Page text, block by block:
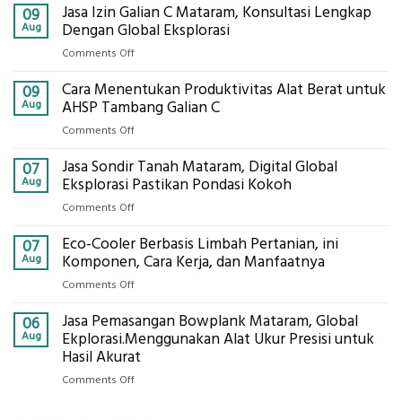
09
Aug
Jasa Izin Galian C Mataram, Konsultasi Lengkap
Dengan Global Eksplorasi
Comments Offon
Izin
Galian
Lengkap
Dengan
Global
09
Aug
Cara Menentukan Produktivitas Alat Berat untuk
AHSP Tambang Galian C
Comments Offon
Menentukan
Produktivitas
AHSP
Tambang
Galian
07
Aug
Jasa Sondir Tanah Mataram, Digital Global
Eksplorasi Pastikan Pondasi Kokoh
Comments Offon
Sondir
Tanah
Eksplorasi
Pastikan
Pondasi
Kokoh
07
Aug
Eco-Cooler Berbasis Limbah Pertanian, ini
Komponen, Cara Kerja, dan Manfaatnya
Comments Offon
Cooler
Berbasis
Limbah
06
Aug
Jasa Pemasangan Bowplank Mataram, Global
Ekplorasi.Menggunakan Alat Ukur Presisi untuk
Hasil Akurat
Comments Offon